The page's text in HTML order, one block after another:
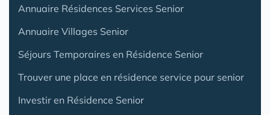
Annuaire Résidences Services Senior
Annuaire Villages Senior
Séjours Temporaires en Résidence Senior
Trouver une place en résidence service pour senior
Investir en Résidence Senior